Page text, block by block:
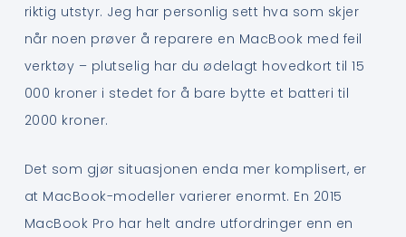
riktig utstyr. Jeg har personlig sett hva som skjer
når noen prøver å reparere en MacBook med feil
verktøy – plutselig har du ødelagt hovedkort til 15
000 kroner i stedet for å bare bytte et batteri til
2000 kroner.
Det som gjør situasjonen enda mer komplisert, er
at MacBook-modeller varierer enormt. En 2015
MacBook Pro har helt andre utfordringer enn en